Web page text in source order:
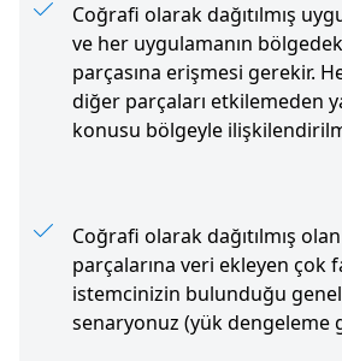
Coğrafi olarak dağıtılmış
ve her uygulamanın
parçasına erişmesi gerekir.
diğer parçaları etkilemeden
konusu bölgeyle
Coğrafi olarak dağıtılmış
parçalarına veri ekleyen çok
istemcinizin bulunduğu
senaryonuz (yük dengeleme